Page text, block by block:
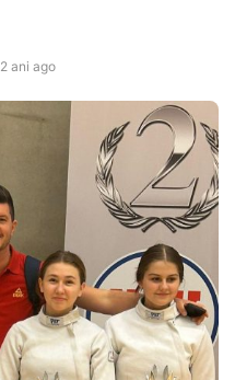
2 ani ago